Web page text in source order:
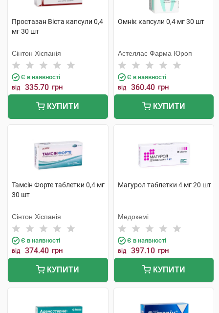
Простазан Віста капсули 0,4
мг 30 шт
Сінтон Хіспанія
Є в наявності
від 335.70 грн
КУПИТИ
Омнік капсули 0,4 мг 30 шт
Астеллас Фарма Юроп
Є в наявності
від 360.40 грн
КУПИТИ
Тамсін Форте таблетки 0,4 мг
30 шт
Сінтон Хіспанія
Є в наявності
від 374.40 грн
КУПИТИ
Магурол таблетки 4 мг 20 шт
Медокемі
Є в наявності
від 397.10 грн
КУПИТИ